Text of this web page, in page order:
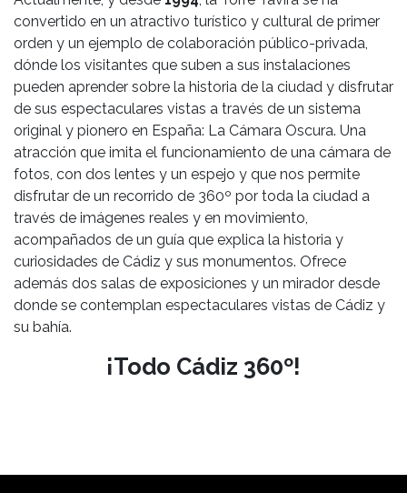
convertido en un atractivo turístico y cultural de primer
orden y un ejemplo de colaboración público-privada,
dónde los visitantes que suben a sus instalaciones
pueden aprender sobre la historia de la ciudad y disfrutar
de sus espectaculares vistas a través de un sistema
original y pionero en España: La Cámara Oscura. Una
atracción que imita el funcionamiento de una cámara de
fotos, con dos lentes y un espejo y que nos permite
disfrutar de un recorrido de 360º por toda la ciudad a
través de imágenes reales y en movimiento,
acompañados de un guía que explica la historia y
curiosidades de Cádiz y sus monumentos. Ofrece
además dos salas de exposiciones y un mirador desde
donde se contemplan espectaculares vistas de Cádiz y
su bahía.
¡Todo Cádiz 360º!